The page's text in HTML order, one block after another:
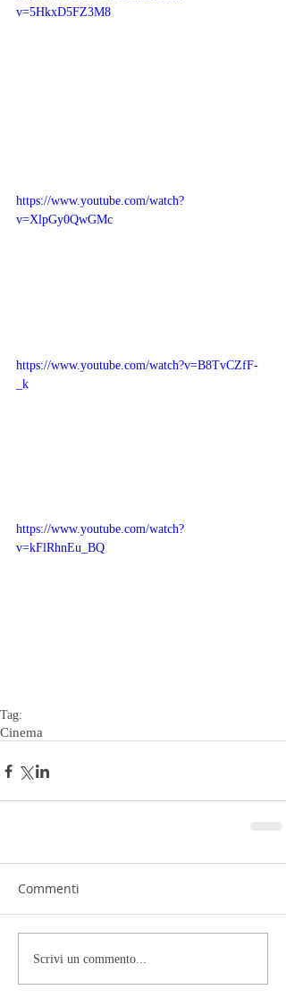
v=5HkxD5FZ3M8
https://www.youtube.com/watch?
v=XlpGy0QwGMc
https://www.youtube.com/watch?v=B8TvCZfF-
_k
https://www.youtube.com/watch?
v=kFlRhnEu_BQ
Tag:
Cinema
Commenti
Scrivi un commento...